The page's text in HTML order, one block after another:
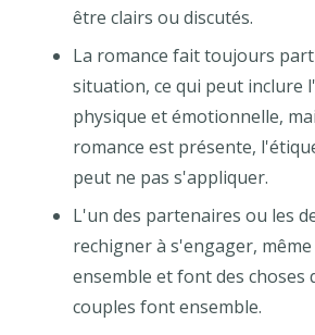
être clairs ou discutés.
La romance fait toujours
situation, ce qui peut inclure
physique et émotionnelle,
romance est présente,
peut ne pas s'appliquer.
L'un des partenaires ou les
rechigner à s'engager,
ensemble et font des choses
couples font ensemble.